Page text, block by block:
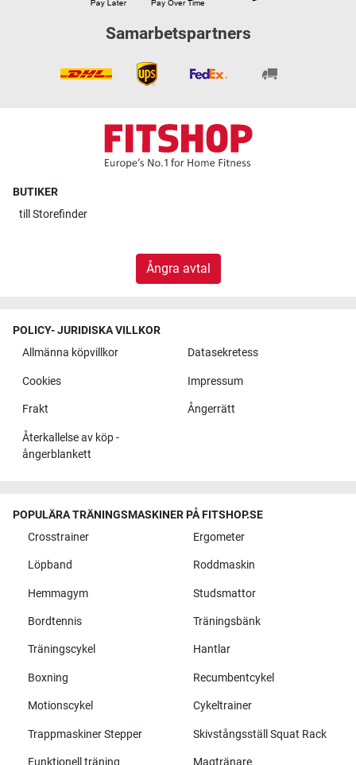
Samarbetspartners
BUTIKER
till Storefinder
Ångra avtal
POLICY- JURIDISKA VILLKOR
Allmänna köpvillkor
Datasekretess
Cookies Impressum
Frakt Ångerrätt
Återkallelse av köp -
ångerblankett
POPULÄRA TRÄNINGSMASKINER PÅ FITSHOP.SE
Crosstrainer
Ergometer
Löpband Roddmaskin
Hemmagym Studsmattor
Bordtennis Träningsbänk
Träningscykel Hantlar
Boxning Recumbentcykel
Motionscykel Cykeltrainer
Trappmaskiner Stepper Skivstångsställ Squat Rack
Funktionell träning Magtränare